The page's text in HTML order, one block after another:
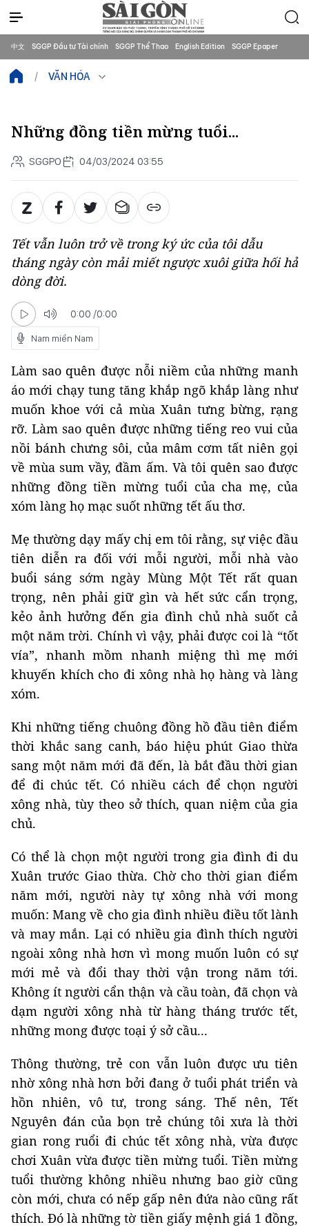
中文 SGGP Đầu tư Tài chính SGGP Thể Thao English Edition SGGP Epaper
VĂN HÓA
Những đồng tiền mừng tuổi...
SGGPO 04/03/2024 03:55
Tết vẫn luôn trở về trong ký ức của tôi dẫu
tháng ngày còn mải miết ngược xuôi giữa hối hả
dòng đời.
0:00 /0:00
Nam miền Nam
Làm sao quên được nỗi niềm của những manh
áo mới chạy tung tăng khắp ngõ khắp làng như
muốn khoe với cả mùa Xuân tưng bừng, rạng
rỡ. Làm sao quên được những tiếng reo vui của
nồi bánh chưng sôi, của mâm cơm tất niên gọi
về mùa sum vầy, đầm ấm. Và tôi quên sao được
những đồng tiền mừng tuổi của cha mẹ, của
xóm làng họ mạc suốt những tết ấu thơ.
Mẹ thường dạy mấy chị em tôi rằng, sự việc đầu
tiên diễn ra đối với mỗi người, mỗi nhà vào
buổi sáng sớm ngày Mùng Một Tết rất quan
trọng, nên phải giữ gìn và hết sức cẩn trọng,
kẻo ảnh hưởng đến gia đình chủ nhà suốt cả
một năm trời. Chính vì vậy, phải được coi là “tốt
vía”, nhanh mồm nhanh miệng thì mẹ mới
khuyến khích cho đi xông nhà họ hàng và làng
xóm.
Khi những tiếng chuông đồng hồ đầu tiên điểm
thời khắc sang canh, báo hiệu phút Giao thừa
sang một năm mới đã đến, là bắt đầu thời gian
để đi chúc tết. Có nhiều cách để chọn người
xông nhà, tùy theo sở thích, quan niệm của gia
chủ.
Có thể là chọn một người trong gia đình đi du
Xuân trước Giao thừa. Chờ cho thời gian điểm
năm mới, người này tự xông nhà với mong
muốn: Mang về cho gia đình nhiều điều tốt lành
và may mắn. Lại có nhiều gia đình thích người
ngoài xông nhà hơn vì mong muốn luôn có sự
mới mẻ và đổi thay thời vận trong năm tới.
Không ít người cẩn thận và cầu toàn, đã chọn và
dạm người xông nhà từ hàng tháng trước tết,
những mong được toại ý sở cầu...
Thông thường, trẻ con vẫn luôn được ưu tiên
nhờ xông nhà hơn bởi đang ở tuổi phát triển và
hồn nhiên, vô tư, trong sáng. Thế nên, Tết
Nguyên đán của bọn trẻ chúng tôi xưa là thời
gian rong ruổi đi chúc tết xông nhà, vừa được
chơi Xuân vừa được tiền mừng tuổi. Tiền mừng
tuổi thường không nhiều nhưng bao giờ cũng
còn mới, chưa có nếp gấp nên đứa nào cũng rất
thích. Đó là những tờ tiền giấy mệnh giá 1 đồng,